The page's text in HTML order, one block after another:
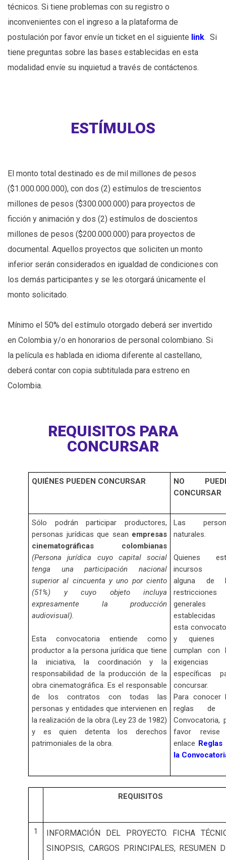
técnicos. Si tiene problemas con su registro o
inconvenientes con el ingreso a la plataforma de
postulación por favor envíe un ticket en el siguiente link. Si
tiene preguntas sobre las bases establecidas en esta
modalidad envíe su inquietud a través de contáctenos.
ESTÍMULOS
El monto total destinado es de mil millones de pesos
($1.000.000.000), con dos (2) estímulos de trescientos
millones de pesos ($300.000.000) para proyectos de
ficción y animación y dos (2) estímulos de doscientos
millones de pesos ($200.000.000) para proyectos de
documental. Aquellos proyectos que soliciten un monto
inferior serán considerados en igualdad de condiciones con
los demás participantes y se les otorgará únicamente el
monto solicitado.
Mínimo el 50% del estímulo otorgado deberá ser invertido
en Colombia y/o en honorarios de personal colombiano. Si
la película es hablada en idioma diferente al castellano,
deberá contar con copia subtitulada para estreno en
Colombia.
REQUISITOS PARA
CONCURSAR
QUIÉNES PUEDEN CONCURSAR
NO
CONCURSAR
Sólo podrán participar productores,
personas jurídicas que sean empresas
cinematográficas colombianas
(Persona jurídica cuyo capital social
tenga una participación nacional
superior al cincuenta y uno por ciento
(51%) y cuyo objeto incluya
expresamente la producción
audiovisual).
Esta convocatoria entiende como
productor a la persona jurídica que tiene
la iniciativa, la coordinación y la
responsabilidad de la producción de la
obra cinematográfica. Es el responsable
de los contratos con todas las
personas y entidades que intervienen en
la realización de la obra (Ley 23 de 1982)
y es quien detenta los derechos
patrimoniales de la obra.
Las
naturales.
Quienes
incursos
alguna de
restricciones
generales
establecidas
esta
y quienes
cumplan con
exigencias
específicas
concursar.
Para conocer
reglas de
Convocatoria,
favor revise
enlace Reglas
la
REQUISITOS
1
INFORMACIÓN DEL PROYECTO. FICHA
SINOPSIS, CARGOS PRINCIPALES, RESUMEN